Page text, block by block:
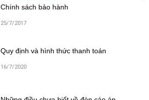
Chính sách bảo hành
25/7/2017
Quy định và hình thức thanh toán
16/7/2020